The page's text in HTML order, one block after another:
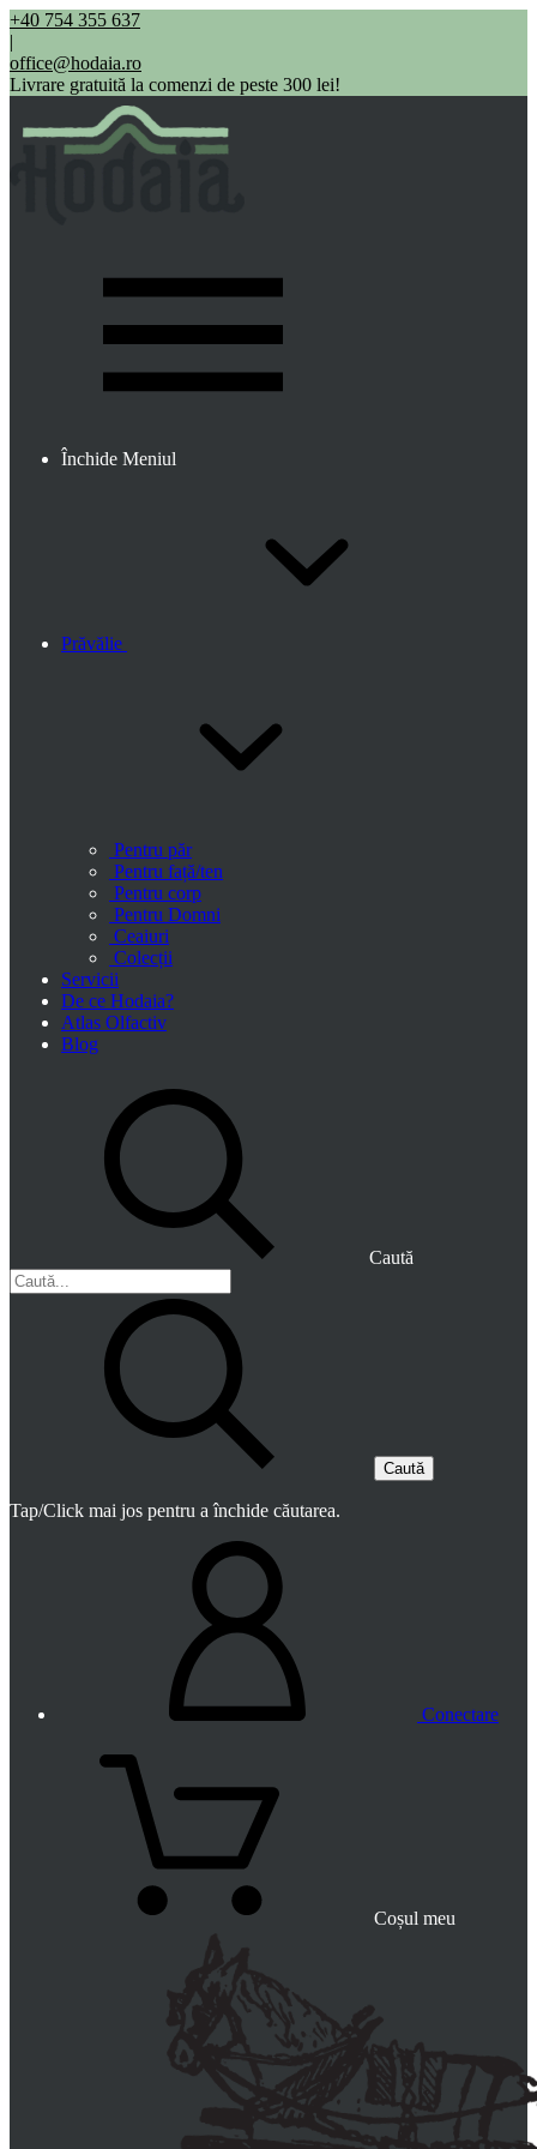
+40 754 355 637
|
office@hodaia.ro
Livrare gratuită la comenzi de peste 300 lei!
Închide Meniul
Prăvălie
Pentru păr
Pentru față/ten
Pentru corp
Pentru Domni
Ceaiuri
Colecții
Servicii
De ce Hodaia?
Atlas Olfactiv
Blog
Caută
Caută
Tap/Click mai jos pentru a închide căutarea.
Conectare
Coșul meu